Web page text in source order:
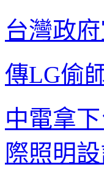
台灣政
傳LG偷
中電拿
際照明